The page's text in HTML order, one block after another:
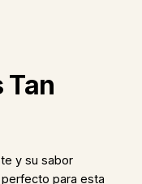
Tan
y su sabor
para esta